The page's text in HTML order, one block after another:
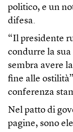
politico, e un
difesa.
“Il presidente
condurre la sua
sembra avere
fine alle
conferenza
Nel patto di
pagine, sono